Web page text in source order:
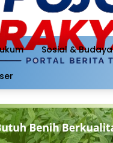
Sosial & Budaya